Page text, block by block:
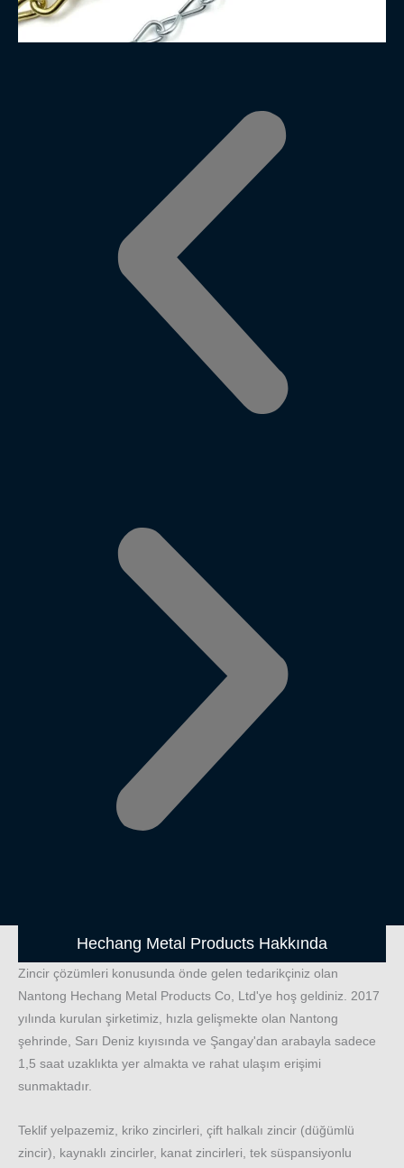
Hechang Metal Products Hakkında
Zincir çözümleri konusunda önde gelen tedarikçiniz olan
Nantong Hechang Metal Products Co, Ltd'ye hoş geldiniz. 2017
yılında kurulan şirketimiz, hızla gelişmekte olan Nantong
şehrinde, Sarı Deniz kıyısında ve Şangay'dan arabayla sadece
1,5 saat uzaklıkta yer almakta ve rahat ulaşım erişimi
sunmaktadır.
Teklif yelpazemiz, kriko zincirleri, çift halkalı zincir (düğümlü
zincir), kaynaklı zincirler, kanat zincirleri, tek süspansiyonlu